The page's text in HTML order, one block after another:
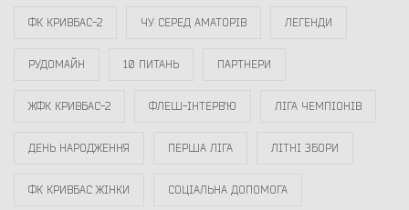
ФК КРИВБАС-2 ЧУ СЕРЕД АМАТОРІВ ЛЕГЕНДИ
РУДОМАЙН 10 ПИТАНЬ ПАРТНЕРИ
ЖФК КРИВБАС-2 ФЛЕШ-ІНТЕРВ`Ю ЛІГА ЧЕМПІОНІВ
ДЕНЬ НАРОДЖЕННЯ ПЕРША ЛІГА ЛІТНІ ЗБОРИ
ФК КРИВБАС ЖІНКИ СОЦІАЛЬНА ДОПОМОГА